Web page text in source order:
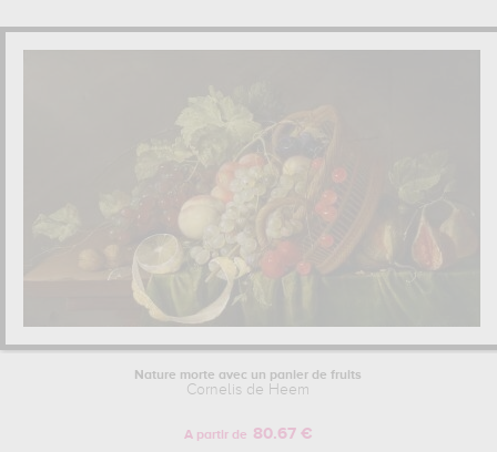
Nature morte avec un panier de fruits
Cornelis de Heem
A partir de 80.67 €